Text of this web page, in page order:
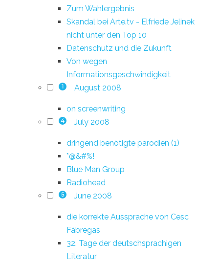
Zum Wahlergebnis
Skandal bei Arte.tv - Elfriede Jelinek
nicht unter den Top 10
Datenschutz und die Zukunft
Von wegen
Informationsgeschwindigkeit
1 August 2008
on screenwriting
4 July 2008
dringend benötigte parodien (1)
*@&#%!
Blue Man Group
Radiohead
5 June 2008
die korrekte Aussprache von Cesc
Fàbregas
32. Tage der deutschsprachigen
Literatur